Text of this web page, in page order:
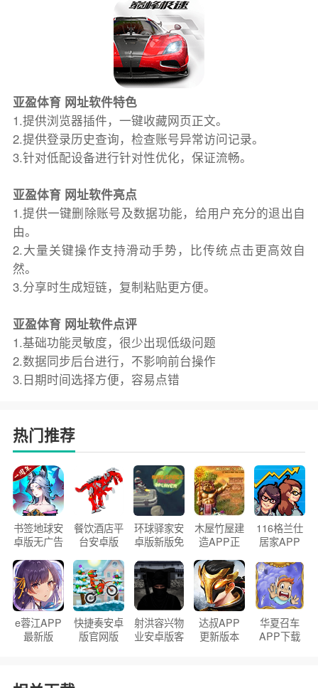
亚盈体育 网址软件特色
1.提供浏览器插件，一键收藏网页正文。
2.提供登录历史查询，检查账号异常访问记录。
3.针对低配设备进行针对性优化，保证流畅。
亚盈体育 网址软件亮点
1.提供一键删除账号及数据功能，给用户充分的退出自
由。
2.大量关键操作支持滑动手势，比传统点击更高效自
然。
3.分享时生成短链，复制粘贴更方便。
亚盈体育 网址软件点评
1.基础功能灵敏度，很少出现低级问题
2.数据同步后台进行，不影响前台操作
3.日期时间选择方便，容易点错
热门推荐
书签地球安
卓版无广告
餐饮酒店平
台安卓版
环球驿家安
卓版新版免
木屋竹屋建
造APP正
116格兰仕
居家APP
e蓉江APP
最新版
快捷奏安卓
版官网版
射洪容兴物
业安卓版客
达叔APP
更新版本
华夏召车
APP下载